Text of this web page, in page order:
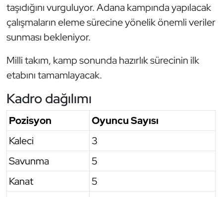
taşıdığını vurguluyor. Adana kampında yapılacak
çalışmaların eleme sürecine yönelik önemli veriler
sunması bekleniyor.
Milli takım, kamp sonunda hazırlık sürecinin ilk
etabını tamamlayacak.
Kadro dağılımı
Pozisyon
Oyuncu Sayısı
Kaleci
3
Savunma
5
Kanat
5
Özel Sporcular
Paralimpik
Ragbi
Satranç
Su Topu
Sualtı Sporları
Tekvando
Tenis